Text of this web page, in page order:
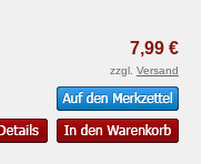
7,99 €
zzgl. Versand